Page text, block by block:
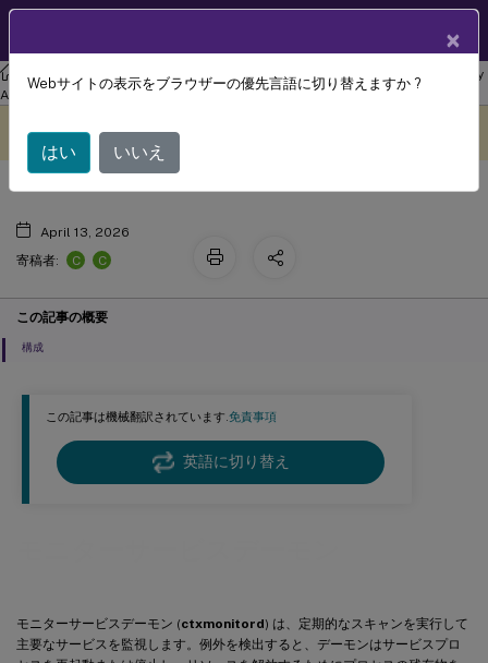
リナックス バーチャル デリバリー エージェント
Linux Virtual Delivery
Agent 2308
この記事は機械翻訳されています.免責事項
英語に切り替え
モニターサービスデーモン (ctxmonitord) は、定期的なスキャンを実行して
主要なサービスを監視します。例外を検出すると、デーモンはサービスプロ
翻訳されています。
モニターサービスデーモン
April 13, 2026
寄稿者:
C C
この記事の概要
構成
×
Webサイトの表示をブラウザーの優先言語に切り替えますか ?
はい いいえ